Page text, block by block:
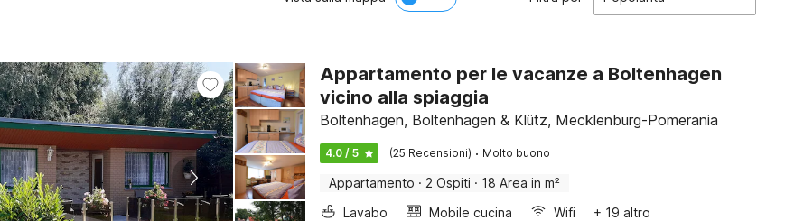
Appartamento per le vacanze a Boltenhagen
vicino alla spiaggia
Boltenhagen, Boltenhagen & Klütz, Mecklenburg-Pomerania
4.0 / 5 (25 Recensioni) · Molto buono
Appartamento · 2 Ospiti · 18 Area in m²
Lavabo
Mobile cucina Wifi
+ 19 altro